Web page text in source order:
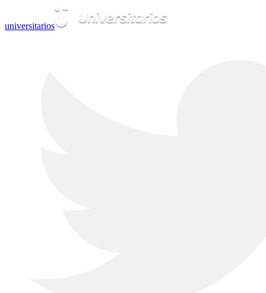
universitarios